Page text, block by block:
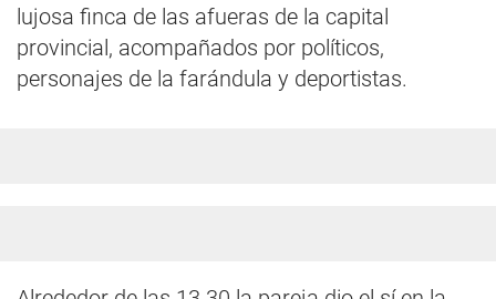
lujosa finca de las afueras de la capital
provincial, acompañados por políticos,
personajes de la farándula y deportistas.